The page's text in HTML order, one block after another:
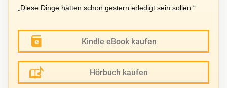
„Diese Dinge hätten schon gestern erledigt sein sollen.“
Kindle eBook kaufen
Hörbuch kaufen